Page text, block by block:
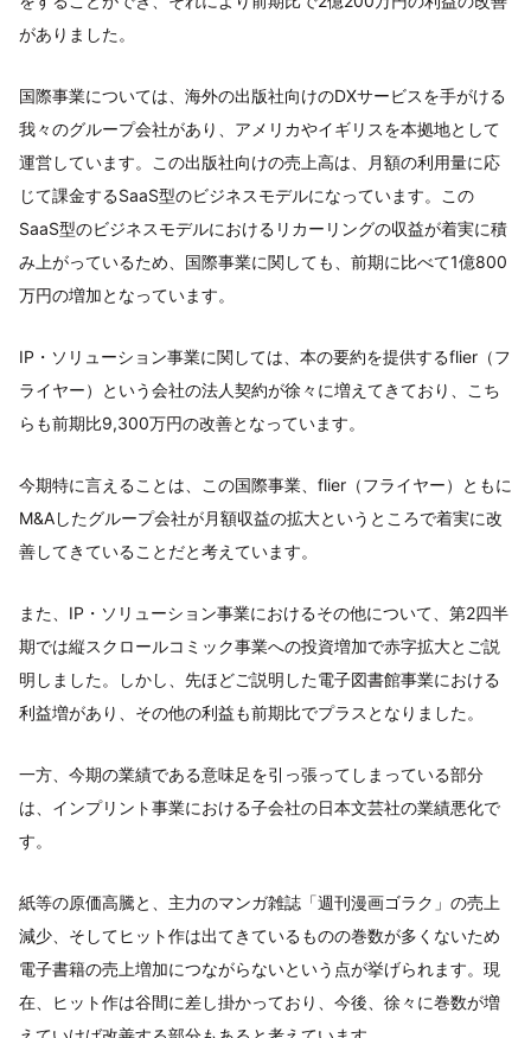
がありました。
国際事業については、海外の出版社向けのDXサービスを手がける
我々のグループ会社があり、アメリカやイギリスを本拠地として
運営しています。この出版社向けの売上高は、月額の利用量に応
じて課金するSaaS型のビジネスモデルになっています。この
SaaS型のビジネスモデルにおけるリカーリングの収益が着実に積
み上がっているため、国際事業に関しても、前期に比べて1億800
万円の増加となっています。
IP・ソリューション事業に関しては、本の要約を提供するflier（フ
ライヤー）という会社の法人契約が徐々に増えてきており、こち
らも前期比9,300万円の改善となっています。
今期特に言えることは、この国際事業、flier（フライヤー）ともに
M&Aしたグループ会社が月額収益の拡大というところで着実に改
善してきていることだと考えています。
また、IP・ソリューション事業におけるその他について、第2四半
期では縦スクロールコミック事業への投資増加で赤字拡大とご説
明しました。しかし、先ほどご説明した電子図書館事業における
利益増があり、その他の利益も前期比でプラスとなりました。
一方、今期の業績である意味足を引っ張ってしまっている部分
は、インプリント事業における子会社の日本文芸社の業績悪化で
す。
紙等の原価高騰と、主力のマンガ雑誌「週刊漫画ゴラク」の売上
減少、そしてヒット作は出てきているものの巻数が多くないため
電子書籍の売上増加につながらないという点が挙げられます。現
在、ヒット作は谷間に差し掛かっており、今後、徐々に巻数が増